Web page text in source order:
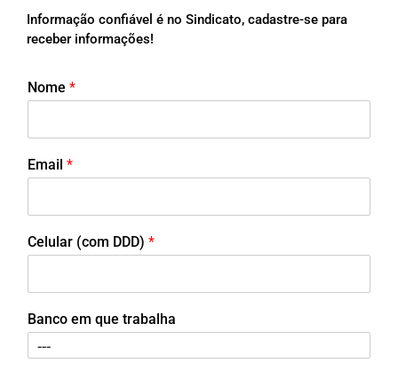
Informação confiável é no Sindicato, cadastre-se para
receber informações!
Nome *
Email *
Celular (com DDD) *
Banco em que trabalha